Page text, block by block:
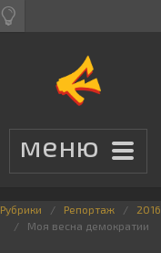
Рубрики Репортаж 2016
Моя весна демократии